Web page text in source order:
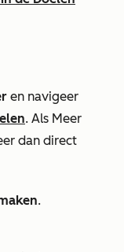
en navigeer
. Als Meer
dan direct
.